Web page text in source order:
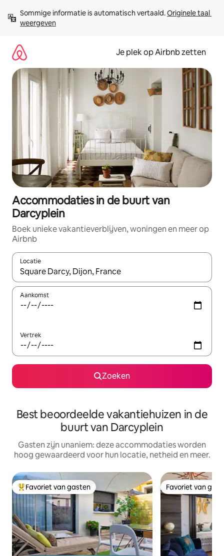
direct
naar
Sommige informatie is automatisch vertaald. Originele taal
weergeven
Je plek op Airbnb zetten
Accommodaties in de buurt van
Darcyplein
Boek unieke vakantieverblijven, woningen en meer op
Airbnb
Locatie
Wanneer er resultaten beschikbaar zijn, maak je een keuze
Aankomst
Vertrek
Zoeken
Best beoordeelde vakantiehuizen in de
buurt van Darcyplein
Gasten zijn unaniem: deze accommodaties worden
hoog gewaardeerd voor hun locatie, netheid en meer.
Topfavoriet van gasten
Favoriet van gasten Favoriet van
Favoriet van